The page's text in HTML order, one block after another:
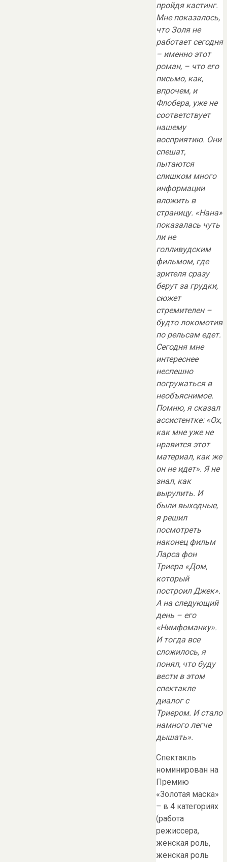
пройдя кастинг.
Мне показалось,
что Золя не
работает сегодня
– именно этот
роман, – что его
письмо, как,
впрочем, и
Флобера, уже не
соответствует
нашему
восприятию. Они
спешат,
пытаются
слишком много
информации
вложить в
страницу. «Нана»
показалась чуть
ли не
голливудским
фильмом, где
зрителя сразу
берут за грудки,
сюжет
стремителен –
будто локомотив
по рельсам едет.
Сегодня мне
интереснее
неспешно
погружаться в
необъяснимое.
Помню, я сказал
ассистентке: «Ох,
как мне уже не
нравится этот
материал, как же
он не идет». Я не
знал, как
вырулить. И
были выходные,
я решил
посмотреть
наконец фильм
Ларса фон
Триера «Дом,
который
построил Джек».
А на следующий
день – его
«Нимфоманку».
И тогда все
сложилось, я
понял, что буду
вести в этом
спектакле
диалог с
Триером. И стало
намного легче
дышать».
Спектакль
номинирован на
Премию
«Золотая маска»
– в 4 категориях
(работа
режиссера,
женская роль,
женская роль